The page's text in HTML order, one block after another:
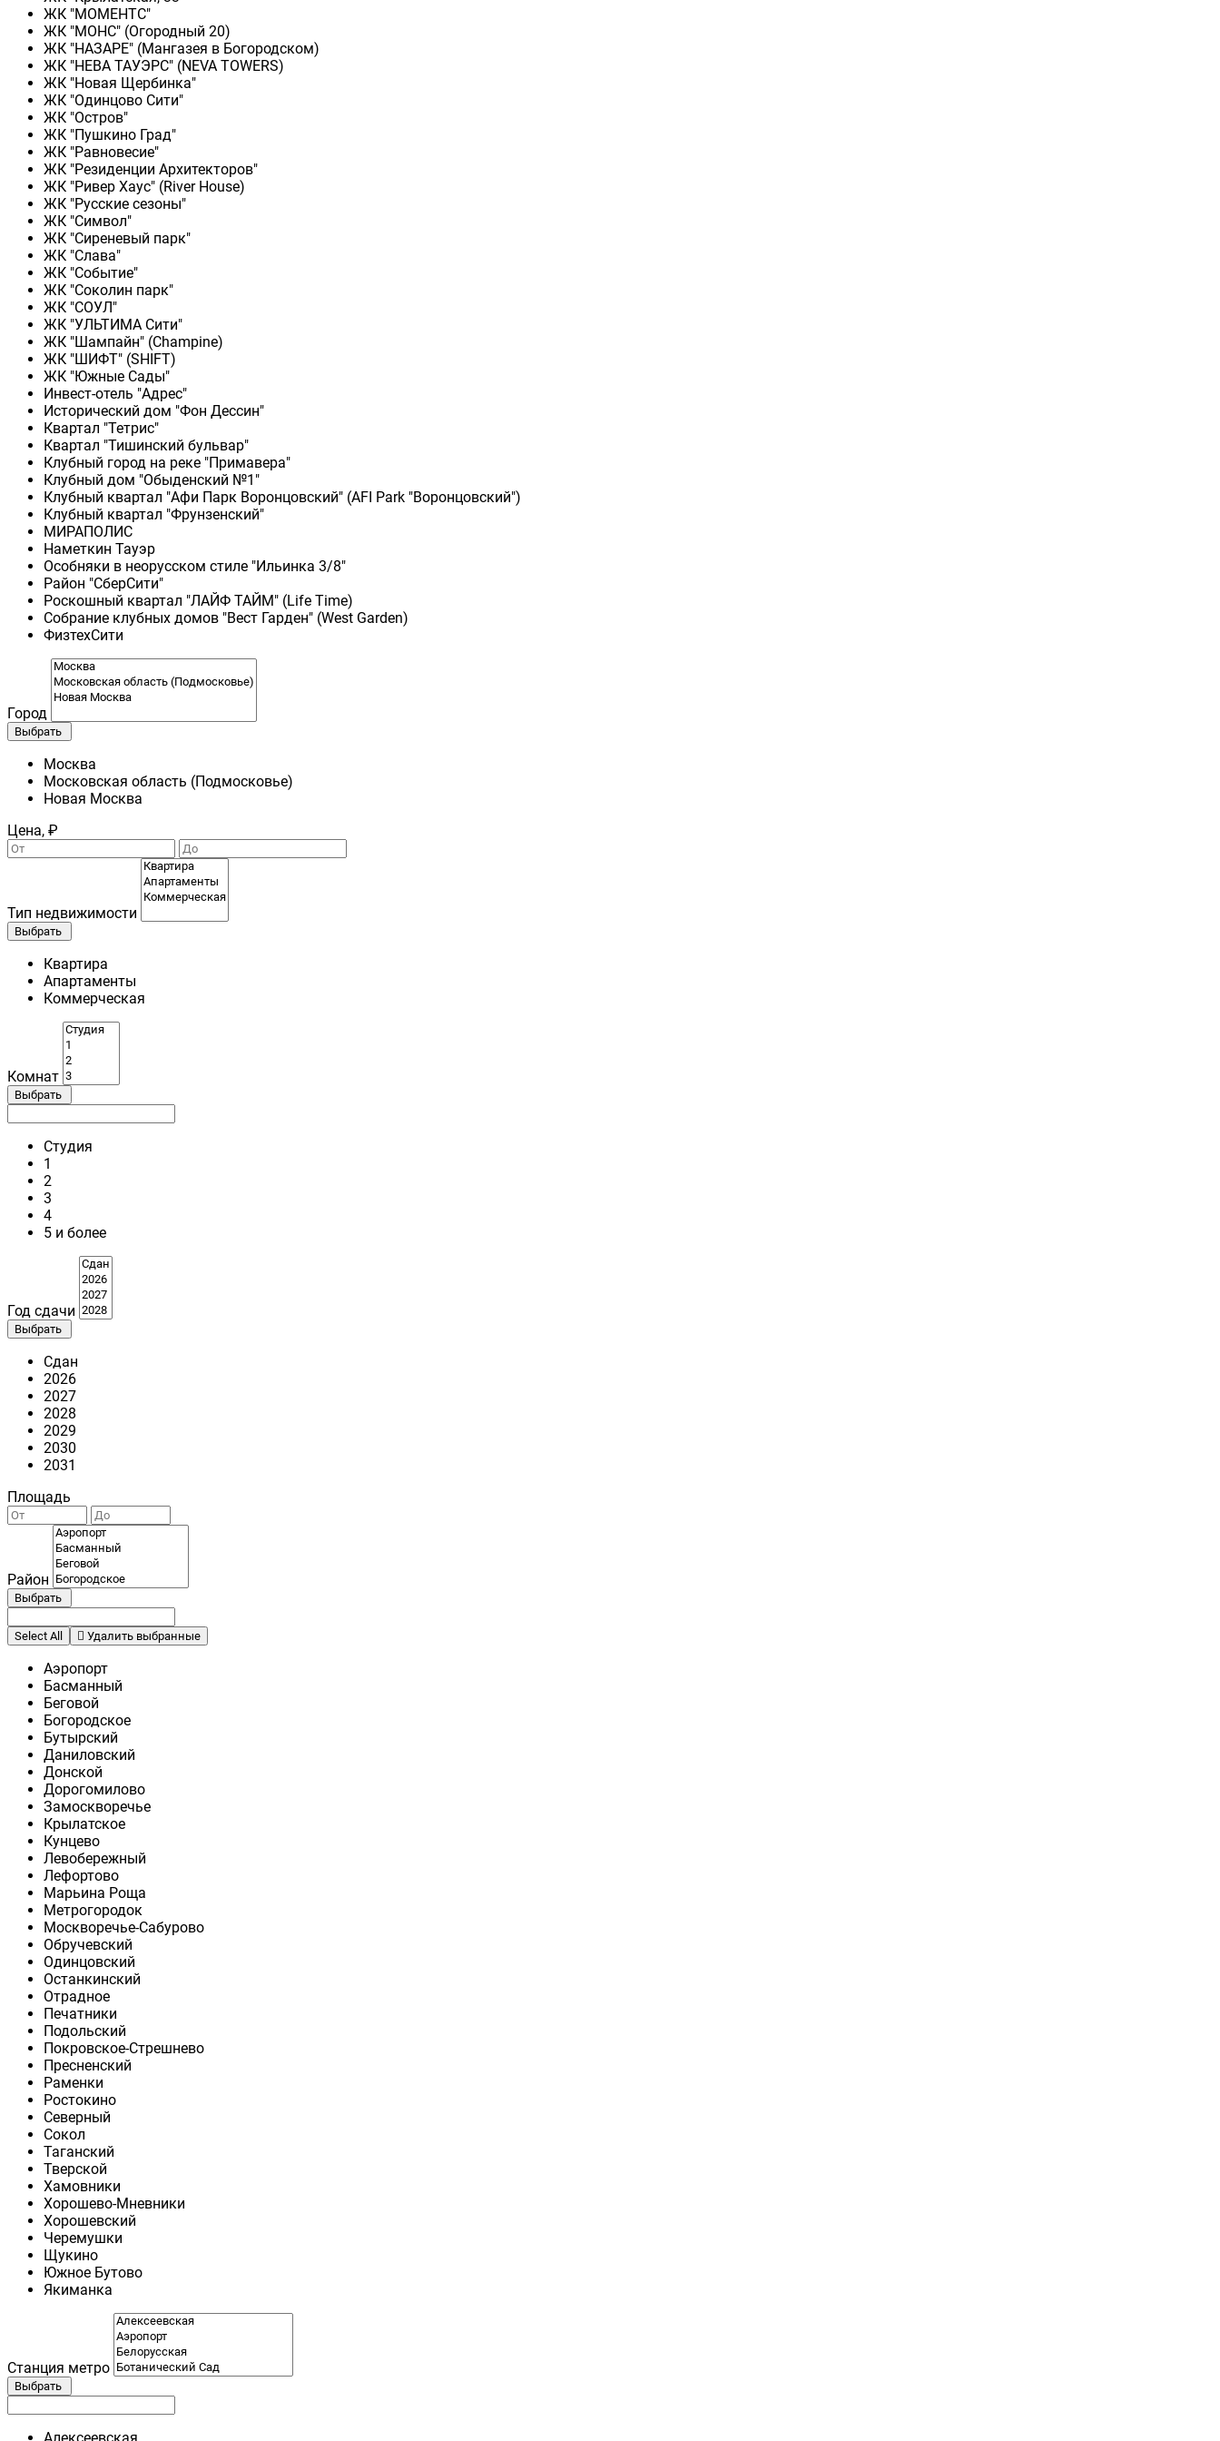
ЖК "МОМЕНТС"
ЖК "МОНС" (Огородный 20)
ЖК "НАЗАРЕ" (Мангазея в Богородском)
ЖК "НЕВА ТАУЭРС" (NEVA TOWERS)
ЖК "Новая Щербинка"
ЖК "Одинцово Сити"
ЖК "Остров"
ЖК "Пушкино Град"
ЖК "Равновесие"
ЖК "Резиденции Архитекторов"
ЖК "Ривер Хаус" (River Нouse)
ЖК "Русские сезоны"
ЖК "Символ"
ЖК "Сиреневый парк"
ЖК "Слава"
ЖК "Событие"
ЖК "Соколин парк"
ЖК "СОУЛ"
ЖК "УЛЬТИМА Сити"
ЖК "Шампайн" (Champine)
ЖК "ШИФТ" (SHIFT)
ЖК "Южные Сады"
Инвест-отель "Адрес"
Исторический дом "Фон Дессин"
Квартал "Тетрис"
Квартал "Тишинский бульвар"
Клубный город на реке "Примавера"
Клубный дом "Обыденский №1"
Клубный квартал "Афи Парк Воронцовский" (AFI Park "Воронцовский")
Клубный квартал "Фрунзенский"
МИРАПОЛИС
Наметкин Тауэр
Особняки в неорусском стиле "Ильинка 3/8"
Район "СберСити"
Роскошный квартал "ЛАЙФ ТАЙМ" (Life Time)
Собрание клубных домов "Вест Гарден" (West Garden)
ФизтехСити
Город
Выбрать
Москва
Московская область (Подмосковье)
Новая Москва
Цена, ₽
Тип недвижимости
Выбрать
Квартира
Апартаменты
Коммерческая
Комнат
Выбрать
Студия
1
2
3
4
5 и более
Год сдачи
Выбрать
Сдан
2026
2027
2028
2029
2030
2031
Площадь
Район
Выбрать
Select All Удалить выбранные
Аэропорт
Басманный
Беговой
Богородское
Бутырский
Даниловский
Донской
Дорогомилово
Замоскворечье
Крылатское
Кунцево
Левобережный
Лефортово
Марьина Роща
Метрогородок
Москворечье-Сабурово
Обручевский
Одинцовский
Останкинский
Отрадное
Печатники
Подольский
Покровское-Стрешнево
Пресненский
Раменки
Ростокино
Северный
Сокол
Таганский
Тверской
Хамовники
Хорошево-Мневники
Хорошевский
Черемушки
Щукино
Южное Бутово
Якиманка
Станция метро
Выбрать